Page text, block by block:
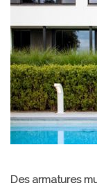
Des armatures